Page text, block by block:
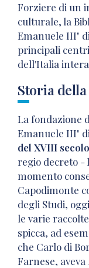
Forziere di un
culturale, la
Emanuele III"
principali
dell'Italia
Storia
La fondazione
Emanuele III"
del XVIII secolo
regio decreto -
momento
Capodimonte
degli Studi,
le varie
spicca, ad
che Carlo di
Farnese,